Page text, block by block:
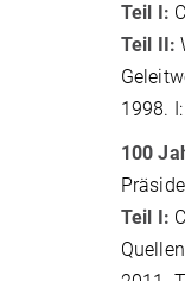
Teil I:
Teil II:
1998.
100
Teil I: